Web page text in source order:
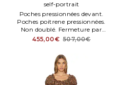
COL en Crème
self-portrait
Poches pressionnées devant.
Poches poitrene pressionnées.
Non doublé. Fermeture par
bouton pression orné de strass
COURTE EN JEAN À COL en
Crème. Taille US 8/ UK 12.
455,00€ 507,00€